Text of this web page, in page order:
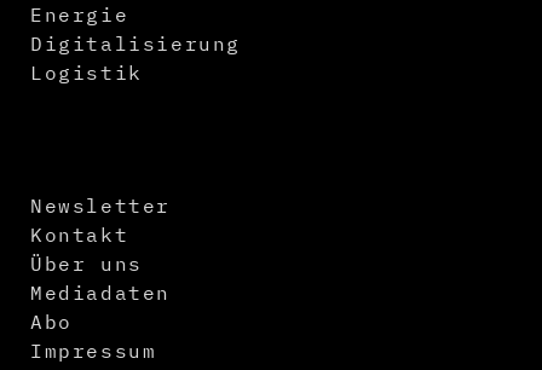
Energie
Digitalisierung
Logistik
Newsletter
Kontakt
Über uns
Mediadaten
Abo
Impressum